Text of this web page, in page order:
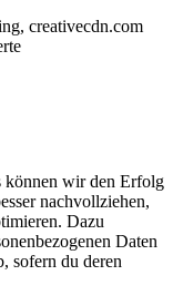
creativecdn.com
können wir den Erfolg
nachvollziehen,
Dazu
Daten
sofern du deren